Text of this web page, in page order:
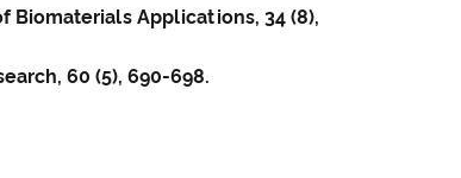
Biomaterials Applications, 34 (8),
60 (5), 690-698.